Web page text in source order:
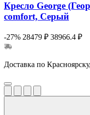
Кресло George
comfort, Серый
-27% 28479 ₽ 38966.4 ₽
Доставка по